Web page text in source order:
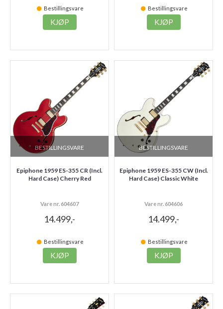
Bestillingsvare
KJØP
Bestillingsvare
KJØP
BESTILLINGSVARE
Epiphone 1959 ES-355 CR (Incl.
Hard Case) Cherry Red
Vare nr. 604607
14.499,-
Bestillingsvare
KJØP
BESTILLINGSVARE
Epiphone 1959 ES-355 CW (Incl.
Hard Case) Classic White
Vare nr. 604606
14.499,-
Bestillingsvare
KJØP